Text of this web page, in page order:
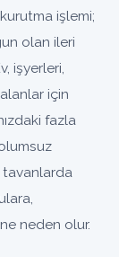
işlemi;
olan ileri
işyerleri,
için
fazla
tavanlarda
neden olur.